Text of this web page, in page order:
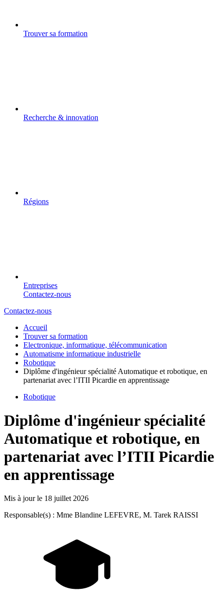
Trouver sa formation
Recherche & innovation
Régions
Entreprises
Contactez-nous
Contactez-nous
Accueil
Trouver sa formation
Electronique, informatique, télécommunication
Automatisme informatique industrielle
Robotique
Diplôme d'ingénieur spécialité Automatique et robotique, en
partenariat avec l’ITII Picardie en apprentissage
Robotique
Diplôme d'ingénieur spécialité
Automatique et robotique, en
partenariat avec l’ITII Picardie
en apprentissage
Mis à jour le 18 juillet 2026
Responsable(s) : Mme Blandine LEFEVRE, M. Tarek RAISSI